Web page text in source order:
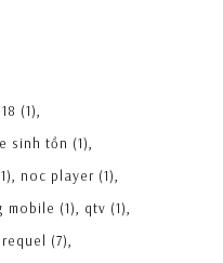
(1)
sinh tồn (1)
noc player (1)
mobile (1) qtv (1)
(7)